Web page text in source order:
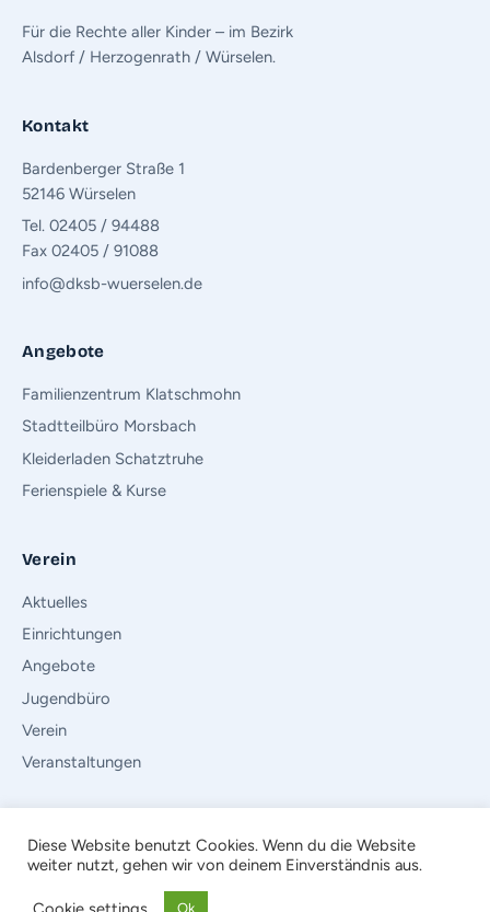
Für die Rechte aller Kinder – im Bezirk
Alsdorf / Herzogenrath / Würselen.
Kontakt
Bardenberger Straße 1
52146 Würselen
Tel. 02405 / 94488
Fax 02405 / 91088
info@dksb-wuerselen.de
Angebote
Familienzentrum Klatschmohn
Stadtteilbüro Morsbach
Kleiderladen Schatztruhe
Ferienspiele & Kurse
Verein
Aktuelles
Einrichtungen
Angebote
Jugendbüro
Verein
Veranstaltungen
© 2026 Der Kinderschutzbund (DKSB) e.V. · Ortsverband Würselen
Datenschutz·Rechtliche Hinweise
Diese Website benutzt Cookies. Wenn du die Website
weiter nutzt, gehen wir von deinem Einverständnis aus.
Ok